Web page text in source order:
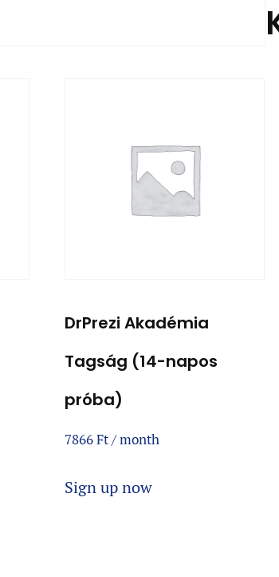
DrPrezi Akadémia
Tagság (14-napos
próba)
7866Ft/ month
Sign up now